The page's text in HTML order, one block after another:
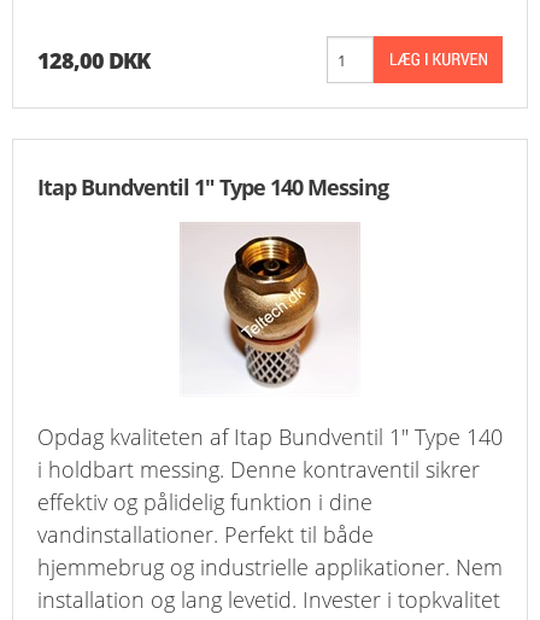
128,00 DKK
Itap Bundventil 1" Type 140 Messing
Opdag kvaliteten af Itap Bundventil 1" Type 140
i holdbart messing. Denne kontraventil sikrer
effektiv og pålidelig funktion i dine
vandinstallationer. Perfekt til både
hjemmebrug og industrielle applikationer. Nem
installation og lang levetid. Invester i topkvalitet